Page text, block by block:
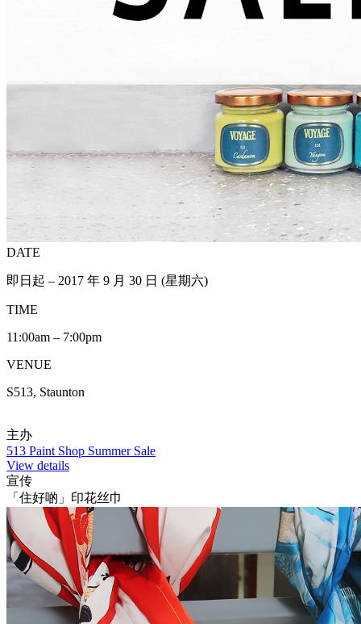
DATE
即日起 – 2017 年 9 月 30 日 (星期六)
TIME
11:00am – 7:00pm
VENUE
S513, Staunton
主办
513 Paint Shop Summer Sale
View details
宣传
「住好啲」印花丝巾